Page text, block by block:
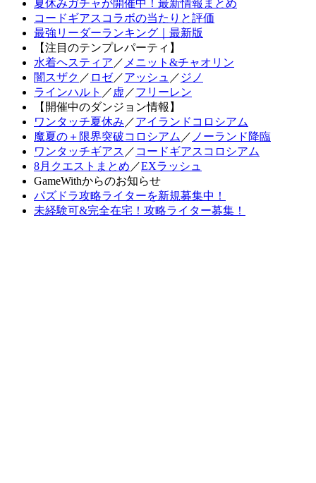
夏休みガチャが開催中！最新情報まとめ
コードギアスコラボの当たりと評価
最強リーダーランキング｜最新版
【注目のテンプレパーティ】
水着ヘスティア ／ メニット&チャオリン
闇スザク ／ ロゼ／アッシュ ／ ジノ
ラインハルト ／ 虚 ／フリーレン
【開催中のダンジョン情報】
ワンタッチ夏休み ／アイランドコロシアム
魔夏の＋限界突破コロシアム ／ ノーランド降臨
ワンタッチギアス ／ コードギアスコロシアム
8月クエストまとめ ／EXラッシュ
GameWithからのお知らせ
パズドラ攻略ライターを新規募集中！
未経験可&完全在宅！攻略ライター募集！